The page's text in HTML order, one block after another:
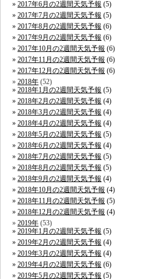
2017年6月の2週間天気予報 (5)
2017年7月の2週間天気予報 (5)
2017年8月の2週間天気予報 (6)
2017年9月の2週間天気予報 (6)
2017年10月の2週間天気予報 (6)
2017年11月の2週間天気予報 (6)
2017年12月の2週間天気予報 (6)
2018年 (52)
2018年1月の2週間天気予報 (5)
2018年2月の2週間天気予報 (4)
2018年3月の2週間天気予報 (4)
2018年4月の2週間天気予報 (4)
2018年5月の2週間天気予報 (5)
2018年6月の2週間天気予報 (4)
2018年7月の2週間天気予報 (5)
2018年8月の2週間天気予報 (5)
2018年9月の2週間天気予報 (4)
2018年10月の2週間天気予報 (4)
2018年11月の2週間天気予報 (5)
2018年12月の2週間天気予報 (4)
2019年 (53)
2019年1月の2週間天気予報 (5)
2019年2月の2週間天気予報 (4)
2019年3月の2週間天気予報 (4)
2019年4月の2週間天気予報 (6)
2019年5月の2週間天気予報 (5)